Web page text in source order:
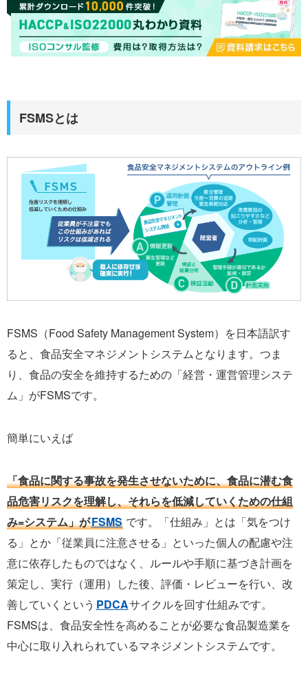
FSMSとは
FSMS（Food Safety Management System）を日本語訳す
ると、食品安全マネジメントシステムとなります。つま
り、食品の安全を維持するための「経営・運営管理システ
ム」がFSMSです。
簡単にいえば
「食品に関する事故を発生させないために、食品に潜む食
品危害リスクを理解し、それらを低減していくための仕組
み=システム」がFSMS です。「仕組み」とは「気をつけ
る」とか「従業員に注意させる」といった個人の配慮や注
意に依存したものではなく、ルールや手順に基づき計画を
策定し、実行（運用）した後、評価・レビューを行い、改
善していくという PDCAサイクルを回す仕組みです。
FSMSは、食品安全性を高めることが必要な食品製造業を
中心に取り入れられているマネジメントシステムです。